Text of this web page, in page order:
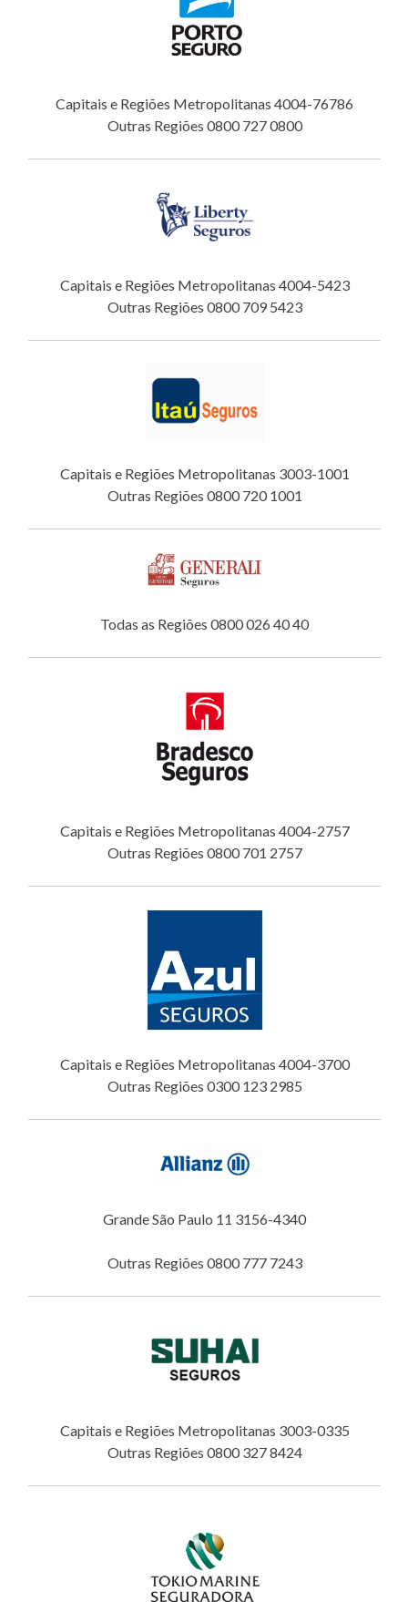
Capitais e Regiões Metropolitanas 4004-76786
Outras Regiões 0800 727 0800
Capitais e Regiões Metropolitanas 4004-5423
Outras Regiões 0800 709 5423
Capitais e Regiões Metropolitanas 3003-1001
Outras Regiões 0800 720 1001
Todas as Regiões 0800 026 40 40
Capitais e Regiões Metropolitanas 4004-2757
Outras Regiões 0800 701 2757
Capitais e Regiões Metropolitanas 4004-3700
Outras Regiões 0300 123 2985
Grande São Paulo 11 3156-4340
Outras Regiões 0800 777 7243
Capitais e Regiões Metropolitanas 3003-0335
Outras Regiões 0800 327 8424